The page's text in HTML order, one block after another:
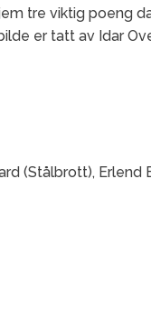
tre viktig poeng
er tatt av Idar
(Stålbrott),